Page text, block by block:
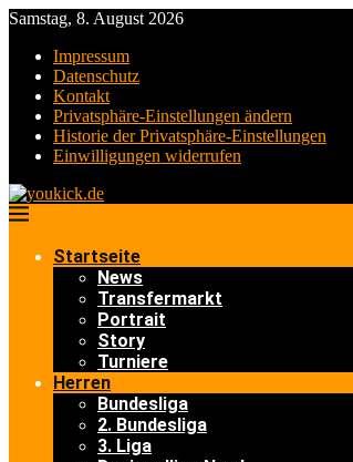
Samstag, 8. August 2026
Impressum
Datenschutz
Kontakt
Privatsphäre-Einstellungen ändern
Historie der Privatsphäre-Einstellungen
Einwilligungen widerrufen
Startseite
News
Transfermarkt
Portrait
Story
Turniere
Herren
Bundesliga
2. Bundesliga
3. Liga